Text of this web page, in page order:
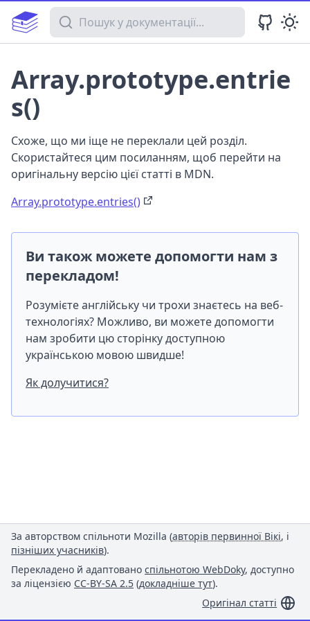
Пошук у документації
Array.prototype.entrie
s()
Схоже, що ми іще не переклали цей розділ.
Скористайтеся цим посиланням, щоб перейти на
оригінальну версію цієї статті в MDN.
Array.prototype.entries()
Ви також можете допомогти нам з
перекладом!
Розумієте англійську чи трохи знаєтесь на веб-
технологіях? Можливо, ви можете допомогти
нам зробити цю сторінку доступною
українською мовою швидше!
Як долучитися?
За авторством спільноти Mozilla (авторів первинної Вікі, і
пізніших учасників).
Перекладено й адаптовано спільнотою WebDoky, доступно
за ліцензією CC-BY-SA 2.5 (докладніше тут).
Оригінал статті